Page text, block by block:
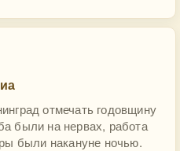
отмечать годовщину
были на нервах, работа
были накануне ночью.